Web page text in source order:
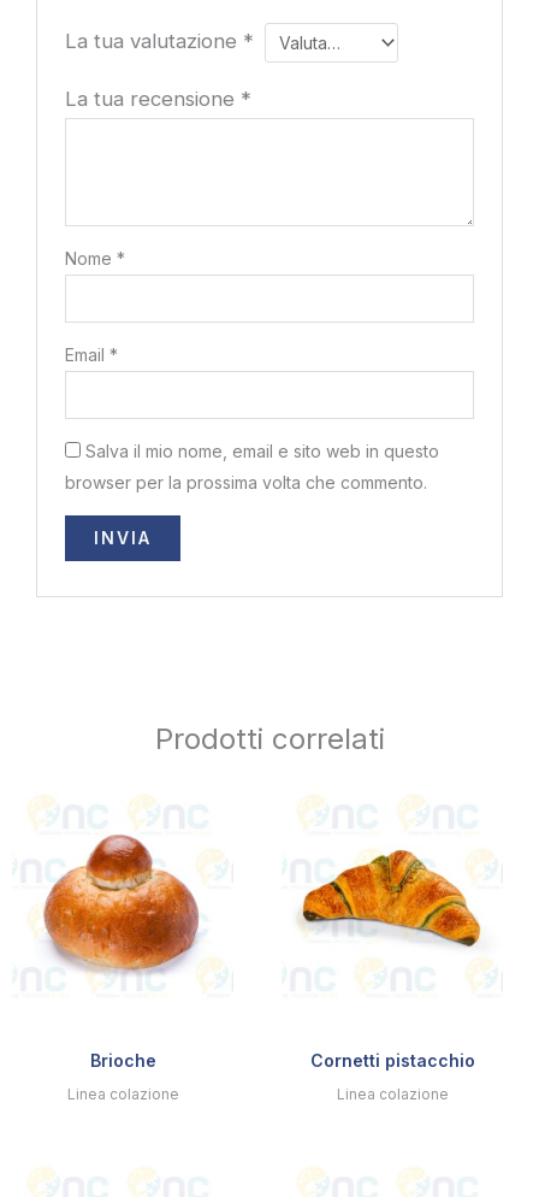
La tua valutazione *
La tua recensione *
Nome*
Email*
Salva il mio nome, email e sito web in questo
browser per la prossima volta che commento.
Prodotti correlati
Brioche
Linea colazione
Cornetti pistacchio
Linea colazione